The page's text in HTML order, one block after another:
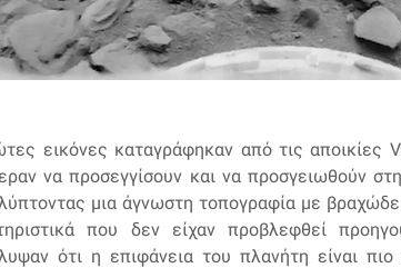
εικόνες καταγράφηκαν από τις αποικίες
να προσεγγίσουν και να προσγειωθούν
μια άγνωστη τοπογραφία με
που δεν είχαν προβλεφθεί
ότι η επιφάνεια του πλανήτη είναι